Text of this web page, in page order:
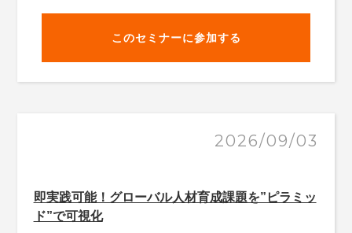
このセミナーに参加する
2026/09/03
即実践可能！グローバル人材育成課題を”ピラミッ
ド”で可視化